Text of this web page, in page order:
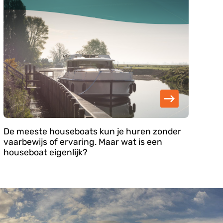
De meeste houseboats kun je huren zonder
vaarbewijs of ervaring. Maar wat is een
houseboat eigenlijk?